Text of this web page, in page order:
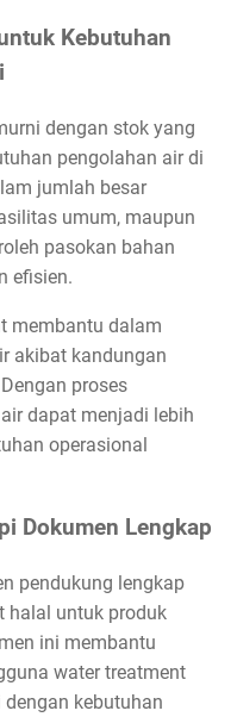
Kebutuhan
dengan stok yang
pengolahan air di
jumlah besar
umum, maupun
pasokan bahan
efisien.
membantu dalam
akibat kandungan
proses
dapat menjadi lebih
operasional
Dokumen Lengkap
pendukung lengkap
halal untuk produk
ini membantu
water treatment
kebutuhan